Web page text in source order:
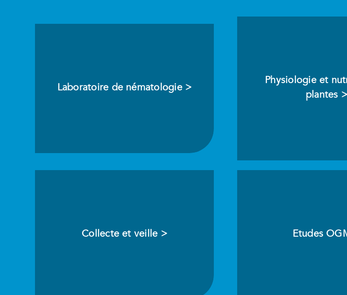
Laboratoire de nématologie >
Physiologie et
plantes >
Collecte et veille > Etudes